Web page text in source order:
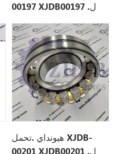
00197 XJDB00197 .ل
هيونداي .تحمل XJDB-
00201 XJDB00201 .ل